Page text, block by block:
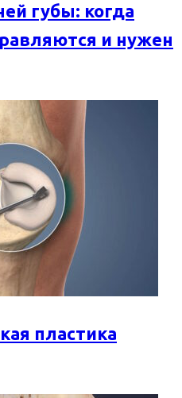
губы: когда
и нужен
пластика